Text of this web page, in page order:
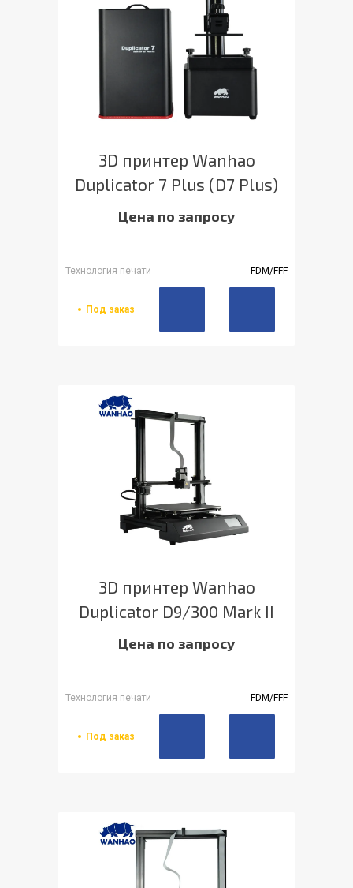
3D принтер Wanhao
Duplicator 7 Plus (D7 Plus)
Цена по запросу
Технология печати FDM/FFF
Под заказ
3D принтер Wanhao
Duplicator D9/300 Mark II
Цена по запросу
Технология печати FDM/FFF
Под заказ